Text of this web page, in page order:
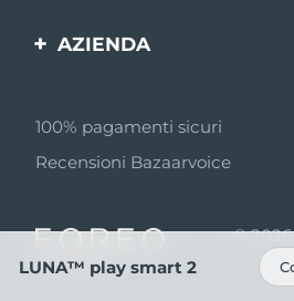
batteria
prodotto
AZIENDA
Affiliazione
Notizie di affiliazione
Rivenditori
100% pagamenti sicuri
Recensioni Bazaarvoice
©
LUNA™ play smart 2